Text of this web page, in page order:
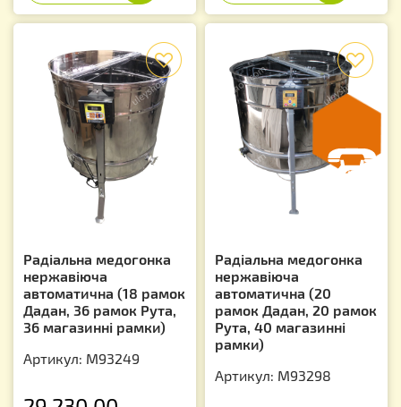
Радіальна медогонка
нержавіюча
автоматична (18 рамок
Дадан, 36 рамок Рута,
36 магазинні рамки)
Артикул: М93249
Радіальна медогонка
нержавіюча
автоматична (20
рамок Дадан, 20 рамок
Рута, 40 магазинні
рамки)
Артикул: М93298